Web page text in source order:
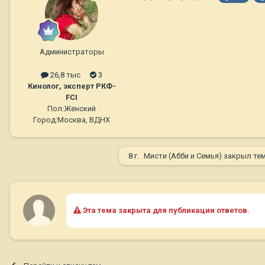
Администраторы
26,8 тыс
3
Кинолог, эксперт РКФ-
FCI
Пол:Женский
Город:Москва, ВДНХ
8 г. Мисти (Абби и Семья) закрыл
Эта тема закрыта для публикации ответов.